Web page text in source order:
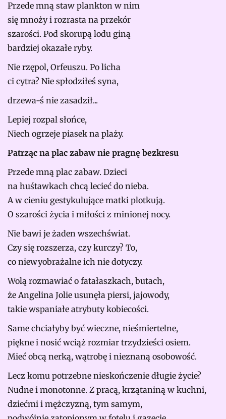
Przede mną staw plankton w nim
się mnoży i rozrasta na przekór
szarości. Pod skorupą lodu giną
bardziej okazałe ryby.
Nie rzępol, Orfeuszu. Po licha
ci cytra? Nie spłodziłeś syna,
drzewa-ś nie zasadził...
Lepiej rozpal słońce,
Niech ogrzeje piasek na plaży.
Patrząc na plac zabaw nie pragnę bezkresu
Przede mną plac zabaw. Dzieci
na huśtawkach chcą lecieć do nieba.
A w cieniu gestykulujące matki plotkują.
O szarości życia i miłości z minionej nocy.
Nie bawi je żaden wszechświat.
Czy się rozszerza, czy kurczy? To,
co niewyobrażalne ich nie dotyczy.
Wolą rozmawiać o fatałaszkach, butach,
że Angelina Jolie usunęła piersi, jajowody,
takie wspaniałe atrybuty kobiecości.
Same chciałyby być wieczne, nieśmiertelne,
piękne i nosić wciąż rozmiar trzydzieści osiem.
Mieć obcą nerką, wątrobę i nieznaną osobowość.
Lecz komu potrzebne nieskończenie długie życie?
Nudne i monotonne. Z pracą, krzątaniną w kuchni,
dziećmi i mężczyzną, tym samym,